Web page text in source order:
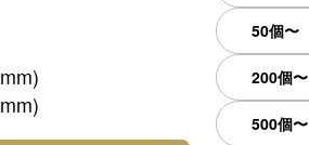
50個〜
200個〜
500個〜